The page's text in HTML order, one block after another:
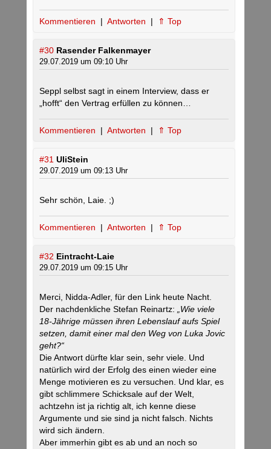
Kommentieren | Antworten | ⇑ Top
#30 Rasender Falkenmayer
29.07.2019 um 09:10 Uhr
Seppl selbst sagt in einem Interview, dass er
„hofft“ den Vertrag erfüllen zu können…
Kommentieren | Antworten | ⇑ Top
#31 UliStein
29.07.2019 um 09:13 Uhr
Sehr schön, Laie. ;)
Kommentieren | Antworten | ⇑ Top
#32 Eintracht-Laie
29.07.2019 um 09:15 Uhr
Merci, Nidda-Adler, für den Link heute Nacht.
Der nachdenkliche Stefan Reinartz:
„Wie viele
18-Jährige müssen ihren Lebenslauf aufs Spiel
setzen, damit einer mal den Weg von Luka Jovic
geht?“
Die Antwort dürfte klar sein, sehr viele. Und
natürlich wird der Erfolg des einen wieder eine
Menge motivieren es zu versuchen. Und klar, es
gibt schlimmere Schicksale auf der Welt,
achtzehn ist ja richtig alt, ich kenne diese
Argumente und sie sind ja nicht falsch. Nichts
wird sich ändern.
Aber immerhin gibt es ab und an noch so